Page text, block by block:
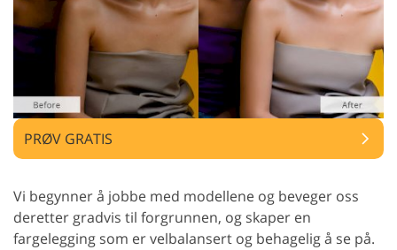
PRØV GRATIS
Vi begynner å jobbe med modellene og beveger oss
deretter gradvis til forgrunnen, og skaper en
fargelegging som er velbalansert og behagelig å se på.